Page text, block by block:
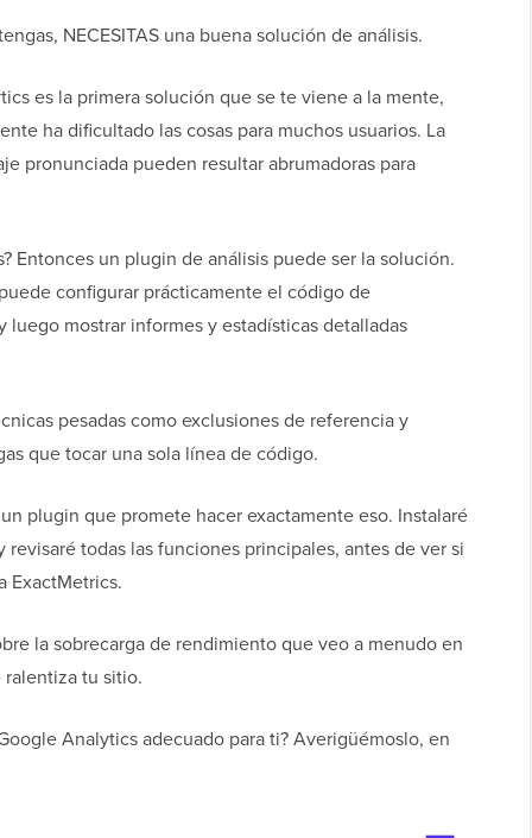
NECESITAS una buena solución de análisis.
es la primera solución que se te viene a la mente,
ha dificultado las cosas para muchos usuarios. La
pronunciada pueden resultar abrumadoras para
Entonces un plugin de análisis puede ser la solución.
configurar prácticamente el código de
mostrar informes y estadísticas detalladas
pesadas como exclusiones de referencia y
que tocar una sola línea de código.
plugin que promete hacer exactamente eso. Instalaré
todas las funciones principales, antes de ver si
ExactMetrics.
la sobrecarga de rendimiento que veo a menudo en
tu sitio.
Analytics adecuado para ti? Averigüémoslo, en